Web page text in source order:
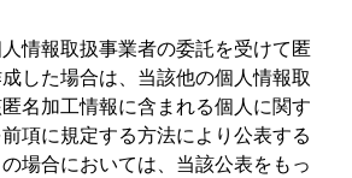
情報取扱事業者の委託を受けて匿
した場合は、当該他の個人情報取
名加工情報に含まれる個人に関す
項に規定する方法により公表する
場合においては、当該公表をもっ